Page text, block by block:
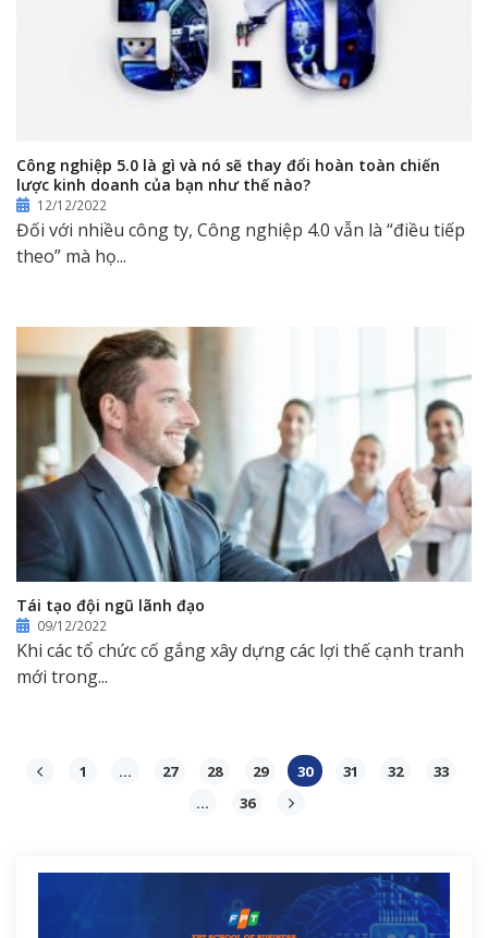
Công nghiệp 5.0 là gì và nó sẽ thay đổi hoàn toàn chiến
lược kinh doanh của bạn như thế nào?
12/12/2022
Đối với nhiều công ty, Công nghiệp 4.0 vẫn là “điều tiếp
theo” mà họ...
Tái tạo đội ngũ lãnh đạo
09/12/2022
Khi các tổ chức cố gắng xây dựng các lợi thế cạnh tranh
mới trong...
1 … 27 28 29 30 31 32
33
…
36